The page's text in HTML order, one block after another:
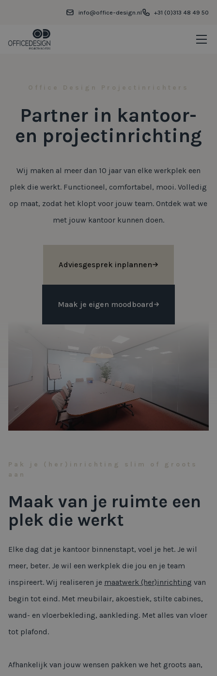
info@office-design.nl +31 (0)313 48 49 50
Office Design Projectinrichters
Partner in kantoor-
en projectinrichting
Wij maken al meer dan 10 jaar van elke werkplek een
plek die werkt. Functioneel, comfortabel, mooi. Volledig
op maat, zodat het klopt voor jouw team. Ontdek wat we
met jouw kantoor kunnen doen.
Adviesgesprek inplannen
Maak je eigen moodboard
Pak je (her)inrichting slim of groots
aan
Maak van je ruimte een
plek die werkt
Elke dag dat je kantoor binnenstapt, voel je het. Je wil
meer, beter. Je wil een werkplek die jou en je team
inspireert. Wij realiseren je maatwerk (her)inrichting van
begin tot eind. Met meubilair, akoestiek, stilte cabines,
wand- en vloerbekleding, aankleding. Met alles van vloer
tot plafond.
Afhankelijk van jouw wensen pakken we het groots aan,